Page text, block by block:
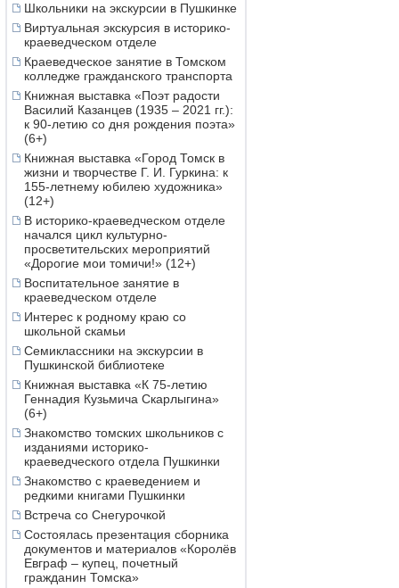
Школьники на экскурсии в Пушкинке
Виртуальная экскурсия в историко-
краеведческом отделе
Краеведческое занятие в Томском
колледже гражданского транспорта
Книжная выставка «Поэт радости
Василий Казанцев (1935 – 2021 гг.):
к 90-летию со дня рождения поэта»
(6+)
Книжная выставка «Город Томск в
жизни и творчестве Г. И. Гуркина: к
155-летнему юбилею художника»
(12+)
В историко-краеведческом отделе
начался цикл культурно-
просветительских мероприятий
«Дорогие мои томичи!» (12+)
Воспитательное занятие в
краеведческом отделе
Интерес к родному краю со
школьной скамьи
Семиклассники на экскурсии в
Пушкинской библиотеке
Книжная выставка «К 75-летию
Геннадия Кузьмича Скарлыгина»
(6+)
Знакомство томских школьников с
изданиями историко-
краеведческого отдела Пушкинки
Знакомство с краеведением и
редкими книгами Пушкинки
Встреча со Снегурочкой
Состоялась презентация сборника
документов и материалов «Королёв
Евграф – купец, почетный
гражданин Томска»